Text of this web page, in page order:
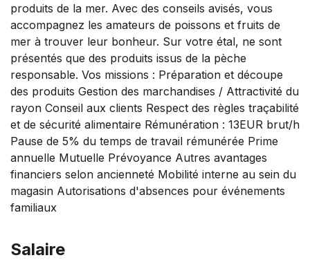
produits de la mer. Avec des conseils avisés, vous
accompagnez les amateurs de poissons et fruits de
mer à trouver leur bonheur. Sur votre étal, ne sont
présentés que des produits issus de la pèche
responsable. Vos missions : Préparation et découpe
des produits Gestion des marchandises / Attractivité du
rayon Conseil aux clients Respect des règles traçabilité
et de sécurité alimentaire Rémunération : 13EUR brut/h
Pause de 5% du temps de travail rémunérée Prime
annuelle Mutuelle Prévoyance Autres avantages
financiers selon ancienneté Mobilité interne au sein du
magasin Autorisations d'absences pour événements
familiaux
Salaire